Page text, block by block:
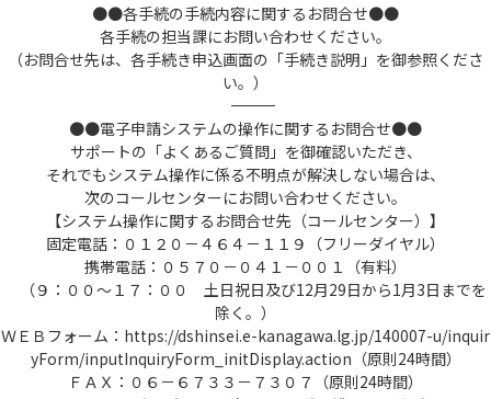
●●各手続の手続内容に関するお問合せ●●
各手続の担当課にお問い合わせください。
（お問合せ先は、各手続き申込画面の「手続き説明」を御参照くださ
い。）
――――――――――――――――――――――――――――――――――――――――――――――――――
●●電子申請システムの操作に関するお問合せ●●
サポートの「よくあるご質問」を御確認いただき、
それでもシステム操作に係る不明点が解決しない場合は、
次のコールセンターにお問い合わせください。
【システム操作に関するお問合せ先（コールセンター）】
固定電話：０１２０－４６４－１１９（フリーダイヤル）
携帯電話：０５７０－０４１－００１（有料）
（９：００～１７：００ 土日祝日及び12月29日から1月3日までを
除く。）
ＷＥＢフォーム：https://dshinsei.e-kanagawa.lg.jp/140007-u/inquir
yForm/inputInquiryForm_initDisplay.action（原則24時間）
ＦＡＸ：０６－６７３３－７３０７（原則24時間）